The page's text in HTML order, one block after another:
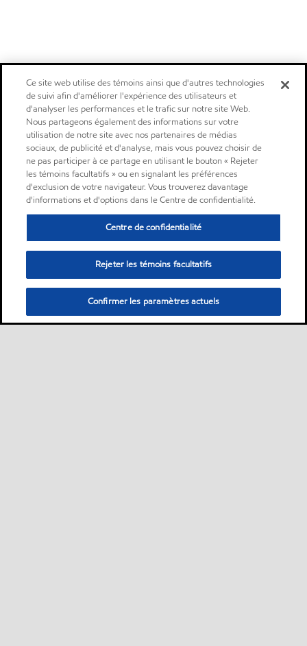
Ce site web utilise des témoins ainsi que d'autres technologies
de suivi afin d'améliorer l'expérience des utilisateurs et
d'analyser les performances et le trafic sur notre site Web.
Nous partageons également des informations sur votre
utilisation de notre site avec nos partenaires de médias
sociaux, de publicité et d'analyse, mais vous pouvez choisir de
ne pas participer à ce partage en utilisant le bouton « Rejeter
les témoins facultatifs » ou en signalant les préférences
d'exclusion de votre navigateur. Vous trouverez davantage
d'informations et d'options dans le Centre de confidentialité.
Centre de confidentialité
Rejeter les témoins facultatifs
Confirmer les paramètres actuels